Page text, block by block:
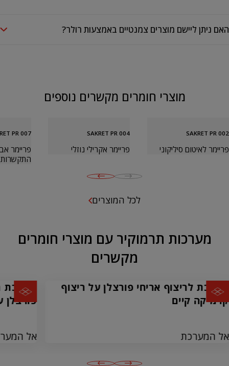
האם ניתן ליישם מוצרים צמנטיים באמצעות רולר?
מוצרי חומרים מקשרים נוספים
SAKRET PR 002
פריימר לאיטום סיליקוני
SAKRET PR 004
פריימר אקרילי נוזלי
PR 007
פריימר
התקשרות
לכל המוצרים
מערכות תרמוקיר עם מוצרי חומרים
מקשרים
מערכת לריצוף אריחי פורצלן על ריצוף
קרמיקה קיים
אל המערכת
פורצלן
אל